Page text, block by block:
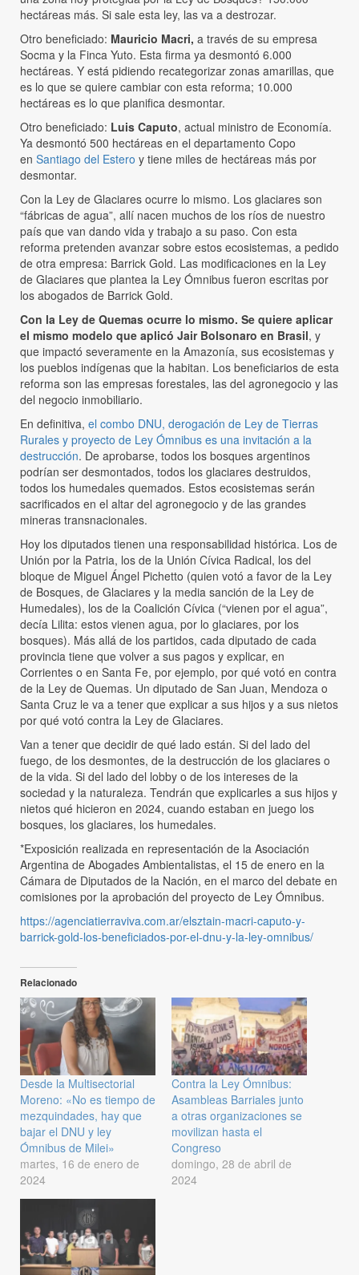
hectáreas más. Si sale esta ley, las va a destrozar.
Otro beneficiado: Mauricio Macri, a través de su empresa
Socma y la Finca Yuto. Esta firma ya desmontó 6.000
hectáreas. Y está pidiendo recategorizar zonas amarillas, que
es lo que se quiere cambiar con esta reforma; 10.000
hectáreas es lo que planifica desmontar.
Otro beneficiado: Luis Caputo, actual ministro de Economía.
Ya desmontó 500 hectáreas en el departamento Copo
en Santiago del Estero y tiene miles de hectáreas más por
desmontar.
Con la Ley de Glaciares ocurre lo mismo. Los glaciares son
“fábricas de agua”, allí nacen muchos de los ríos de nuestro
país que van dando vida y trabajo a su paso. Con esta
reforma pretenden avanzar sobre estos ecosistemas, a pedido
de otra empresa: Barrick Gold. Las modificaciones en la Ley
de Glaciares que plantea la Ley Ómnibus fueron escritas por
los abogados de Barrick Gold.
Con la Ley de Quemas ocurre lo mismo. Se quiere aplicar
el mismo modelo que aplicó Jair Bolsonaro en Brasil, y
que impactó severamente en la Amazonía, sus ecosistemas y
los pueblos indígenas que la habitan. Los beneficiarios de esta
reforma son las empresas forestales, las del agronegocio y las
del negocio inmobiliario.
En definitiva, el combo DNU, derogación de Ley de Tierras
Rurales y proyecto de Ley Ómnibus es una invitación a la
destrucción. De aprobarse, todos los bosques argentinos
podrían ser desmontados, todos los glaciares destruidos,
todos los humedales quemados. Estos ecosistemas serán
sacrificados en el altar del agronegocio y de las grandes
mineras transnacionales.
Hoy los diputados tienen una responsabilidad histórica. Los de
Unión por la Patria, los de la Unión Cívica Radical, los del
bloque de Miguel Ángel Pichetto (quien votó a favor de la Ley
de Bosques, de Glaciares y la media sanción de la Ley de
Humedales), los de la Coalición Cívica (“vienen por el agua”,
decía Lilita: estos vienen agua, por lo glaciares, por los
bosques). Más allá de los partidos, cada diputado de cada
provincia tiene que volver a sus pagos y explicar, en
Corrientes o en Santa Fe, por ejemplo, por qué votó en contra
de la Ley de Quemas. Un diputado de San Juan, Mendoza o
Santa Cruz le va a tener que explicar a sus hijos y a sus nietos
por qué votó contra la Ley de Glaciares.
Van a tener que decidir de qué lado están. Si del lado del
fuego, de los desmontes, de la destrucción de los glaciares o
de la vida. Si del lado del lobby o de los intereses de la
sociedad y la naturaleza. Tendrán que explicarles a sus hijos y
nietos qué hicieron en 2024, cuando estaban en juego los
bosques, los glaciares, los humedales.
*Exposición realizada en representación de la Asociación
Argentina de Abogades Ambientalistas, el 15 de enero en la
Cámara de Diputados de la Nación, en el marco del debate en
comisiones por la aprobación del proyecto de Ley Ómnibus.
https://agenciatierraviva.com.ar/elsztain-macri-caputo-y-
barrick-gold-los-beneficiados-por-el-dnu-y-la-ley-omnibus/
Relacionado
Desde la Multisectorial
Moreno: «No es tiempo de
mezquindades, hay que
bajar el DNU y ley
Ómnibus de Milei»
martes, 16 de enero de
2024
Contra la Ley Ómnibus:
Asambleas Barriales junto
a otras organizaciones se
movilizan hasta el
Congreso
domingo, 28 de abril de
2024